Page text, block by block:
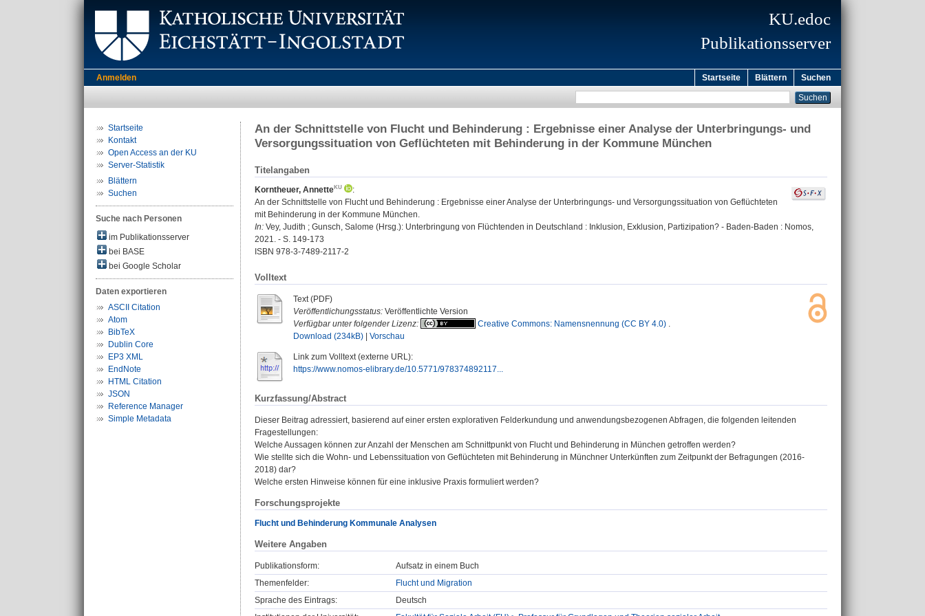
KU.edoc
Publikationsserver
Anmelden Startseite Blättern Suchen
Startseite
Kontakt
Open Access an der KU
Server-Statistik
Blättern
Suchen
Suche nach Personen
im Publikationsserver
bei BASE
bei Google Scholar
Daten exportieren
ASCII Citation
Atom
BibTeX
Dublin Core
EP3 XML
EndNote
HTML Citation
JSON
Reference Manager
Simple Metadata
An der Schnittstelle von Flucht und Behinderung : Ergebnisse einer Analyse der Unterbringungs- und
Versorgungssituation von Geflüchteten mit Behinderung in der Kommune München
Titelangaben
Korntheuer, Annette
:
An der Schnittstelle von Flucht und Behinderung : Ergebnisse einer Analyse der Unterbringungs- und Versorgungssituation von Geflüchteten
mit Behinderung in der Kommune München.
In: Vey, Judith ; Gunsch, Salome (Hrsg.): Unterbringung von Flüchtenden in Deutschland : Inklusion, Exklusion, Partizipation? - Baden-Baden : Nomos,
2021. - S. 149-173
ISBN 978-3-7489-2117-2
Volltext
Text (PDF)
Veröffentlichungsstatus: Veröffentlichte Version
Verfügbar unter folgender Lizenz:
Creative Commons: Namensnennung (CC BY 4.0) .
Download (234kB)
Vorschau
Link zum Volltext (externe URL):
https://www.nomos-elibrary.de/10.5771/978374892117...
Kurzfassung/Abstract
Dieser Beitrag adressiert, basierend auf einer ersten explorativen Felderkundung und anwendungsbezogenen Abfragen, die folgenden leitenden
Fragestellungen:
Welche Aussagen können zur Anzahl der Menschen am Schnittpunkt von Flucht und Behinderung in München getroffen werden?
Wie stellte sich die Wohn- und Lebenssituation von Geflüchteten mit Behinderung in Münchner Unterkünften zum Zeitpunkt der Befragungen (2016-
2018) dar?
Welche ersten Hinweise können für eine inklusive Praxis formuliert werden?
Forschungsprojekte
Flucht und Behinderung Kommunale Analysen
Weitere Angaben
Publikationsform:
Aufsatz in einem Buch
Themenfelder:
Flucht und Migration
Sprache des Eintrags:
Deutsch